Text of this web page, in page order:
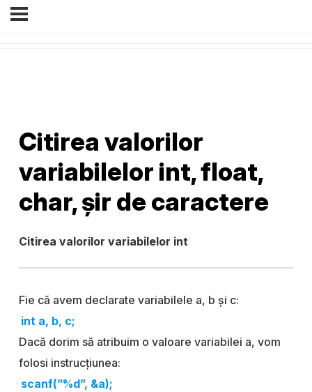
Citirea valorilor
variabilelor int, float,
char, șir de caractere
Citirea valorilor variabilelor int
Fie că avem declarate variabilele a, b și c:
int a, b, c;
Dacă dorim să atribuim o valoare variabilei a, vom
folosi instrucțiunea:
scanf(”%d”, &a);